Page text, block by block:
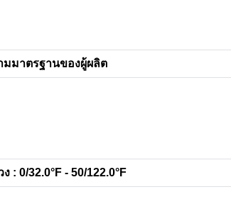
มมาตรฐานของผู้ผลิต
0/32.0°F - 50/122.0°F